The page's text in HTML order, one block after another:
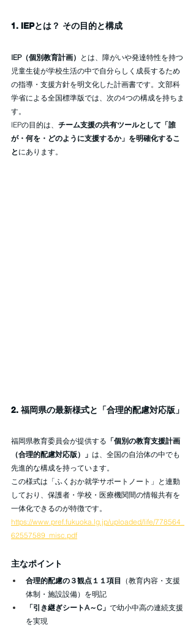
1. IEPとは？ その目的と構成
IEP（個別教育計画） とは、障がいや発達特性を持つ
児童生徒が学校生活の中で自分らしく成長するため
の指導・支援方針を明文化した計画書です。文部科
学省による全国標準版では、次の4つの構成を持ちま
す。
IEPの目的は、 チーム支援の共有ツールとして「誰
が・何を・どのように支援するか」を明確化するこ
と にあります。
2. 福岡県の最新様式と「合理的配慮対応版」
福岡県教育委員会が提供する 「個別の教育支援計画
（合理的配慮対応版）」 は、全国の自治体の中でも
先進的な構成を持っています。
この様式は「ふくおか就学サポートノート」と連動
しており、保護者・学校・医療機関間の情報共有を
一体化できるのが特徴です。
https://www.pref.fukuoka.lg.jp/uploaded/life/778564_
62557589_misc.pdf
主なポイント
合理的配慮の３観点１１項目 （教育内容・支援
体制・施設設備）を明記
「引き継ぎシートA～C」 で幼小中高の連続支援
を実現